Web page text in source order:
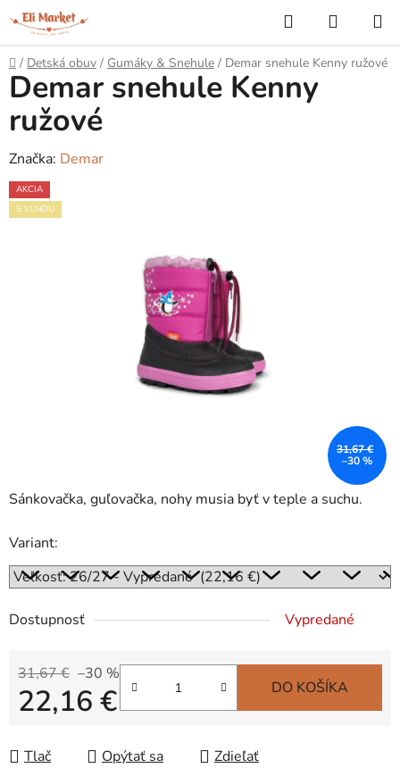
Prejsť
na
obsah
Hľadať
KOŠÍK
Domov
/ Detská obuv / Gumáky & Snehule / Demar snehule Kenny ružové
Sánkovačka, guľovačka, nohy musia byť v teple a suchu.
Variant:
Dostupnosť Vypredané
31,67 € –30 %
22,16 € DO KOŠÍKA
Tlač Opýtať sa Zdieľať
Demar snehule Kenny
ružové
Značka: Demar
AKCIA
S VLNOU
31,67 €
–30 %